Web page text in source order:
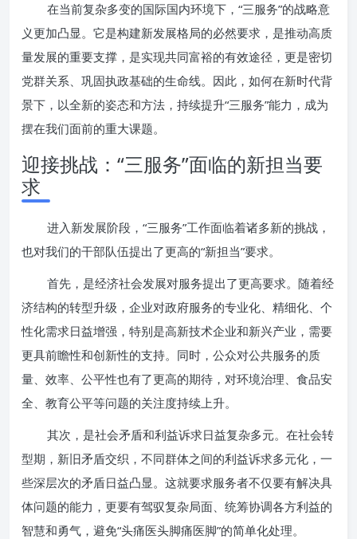
在当前复杂多变的国际国内环境下，“三服务”的战略意
义更加凸显。它是构建新发展格局的必然要求，是推动高质
量发展的重要支撑，是实现共同富裕的有效途径，更是密切
党群关系、巩固执政基础的生命线。因此，如何在新时代背
景下，以全新的姿态和方法，持续提升“三服务”能力，成为
摆在我们面前的重大课题。
迎接挑战：“三服务”面临的新担当要
求
进入新发展阶段，“三服务”工作面临着诸多新的挑战，
也对我们的干部队伍提出了更高的“新担当”要求。
首先，是经济社会发展对服务提出了更高要求。随着经
济结构的转型升级，企业对政府服务的专业化、精细化、个
性化需求日益增强，特别是高新技术企业和新兴产业，需要
更具前瞻性和创新性的支持。同时，公众对公共服务的质
量、效率、公平性也有了更高的期待，对环境治理、食品安
全、教育公平等问题的关注度持续上升。
其次，是社会矛盾和利益诉求日益复杂多元。在社会转
型期，新旧矛盾交织，不同群体之间的利益诉求多元化，一
些深层次的矛盾日益凸显。这就要求服务者不仅要有解决具
体问题的能力，更要有驾驭复杂局面、统筹协调各方利益的
智慧和勇气，避免“头痛医头脚痛医脚”的简单化处理。